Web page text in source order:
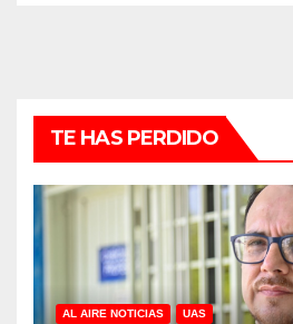
TE HAS PERDIDO
AL AIRE NOTICIAS UAS